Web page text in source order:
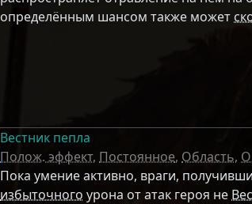
определённым шансом также может
Вестник пепла
Полож. эффект, Постоянное, Область,
Пока умение активно, враги,
избыточного урона от атак героя не